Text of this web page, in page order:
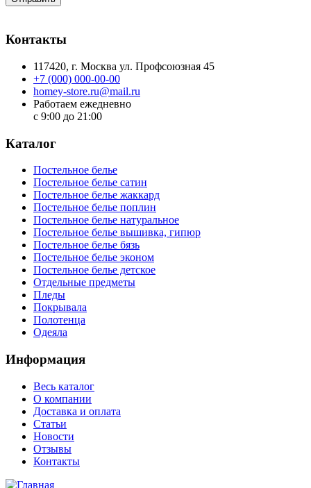
Контакты
117420, г. Москва ул. Профсоюзная 45
+7 (000) 000-00-00
homey-store.ru@mail.ru
Работаем ежедневно
с 9:00 до 21:00
Каталог
Постельное белье
Постельное белье сатин
Постельное белье жаккард
Постельное белье поплин
Постельное белье натуральное
Постельное белье вышивка, гипюр
Постельное белье бязь
Постельное белье эконом
Постельное белье детское
Отдельные предметы
Пледы
Покрывала
Полотенца
Одеяла
Информация
Весь каталог
О компании
Доставка и оплата
Статьи
Новости
Отзывы
Контакты